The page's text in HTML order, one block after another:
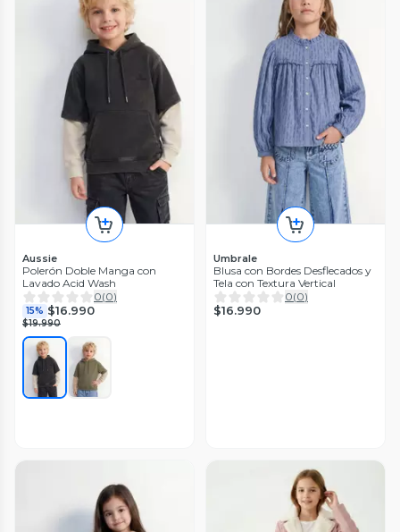
Aussie
Polerón Doble Manga con
Lavado Acid Wash
0(0)
15% $16.990
$19.990
Umbrale
Blusa con Bordes Desflecados y
Tela con Textura Vertical
0(0)
$16.990